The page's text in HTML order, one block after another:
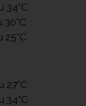
34°C
30°C
25°C
27°C
34°C